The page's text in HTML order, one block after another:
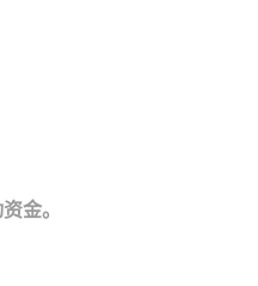
金。